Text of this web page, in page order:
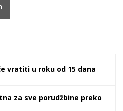
vratiti u roku od 15 dana
za sve porudžbine preko